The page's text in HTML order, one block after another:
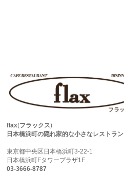
flax(フラックス)
日本橋浜町の隠れ家的な小さなレストラン
東京都中央区日本橋浜町3-22-1
日本橋浜町Fタワープラザ1F
03-3666-8787